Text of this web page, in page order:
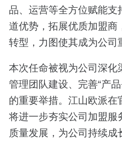
品、运营等全方位赋能支
道优势，拓展优质加盟商
转型，力图使其成为公司
本次任命被视为公司深化
管理团队建设、完善“产
的重要举措。江山欧派在
将进一步夯实公司加盟服
质量发展，为公司持续成